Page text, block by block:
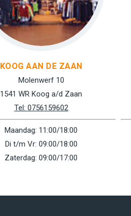
KOOG AAN DE ZAAN
Molenwerf 10
1541 WR Koog a/d Zaan
Tel: 0756159602
Maandag: 11:00/18:00
Di t/m Vr: 09:00/18:00
Zaterdag: 09:00/17:00